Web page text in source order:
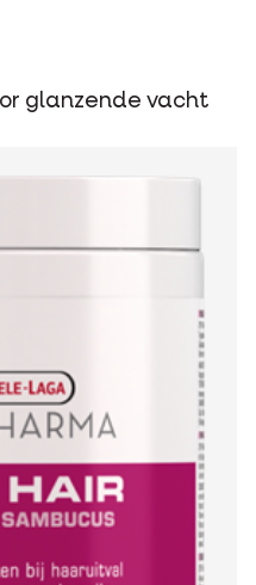
glanzende vacht